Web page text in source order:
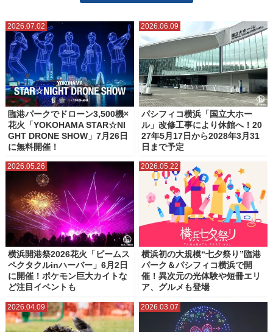
北仲ブリック＆ホワイト 山下公園
帆船日本丸（日本丸メモリアルパーク） 新横浜ラーメン博物館（ラー博）
日本郵船氷川丸 横浜・三溪園 横浜・八景島シーパラダイス
横浜アンパンマンこどもミュージアム 横浜ハンマーヘッド
横浜ベイブリッジスカイウォーク 横浜マリンタワー
横浜ランドマークタワー 横浜公園
横浜美術館 横浜赤レンガ倉庫 水陸両用バス（横浜みなとみらい）
臨港パーク 象の鼻パーク・象の鼻テラス
2026.07.02
臨港パークでドローン3,500機×
花火「YOKOHAMA STAR☆NI
GHT DRONE SHOW」7月26日
に無料開催！
2026.06.09
パシフィコ横浜「国立大ホー
ル」改修工事により休館へ！20
27年5月17日から2028年3月31
日まで予定
2026.05.26
横浜開港祭2026花火「ビームス
ペクタクルinハーバー」6月2日
に開催！ポケモン巨大カイトな
ど注目イベントも
2026.05.22
横浜初の大規模“七夕祭り”臨港
パーク＆パシフィコ横浜で開
催！異次元の光体験や短冊エリ
ア、グルメも登場
2026.04.09 2026.03.07